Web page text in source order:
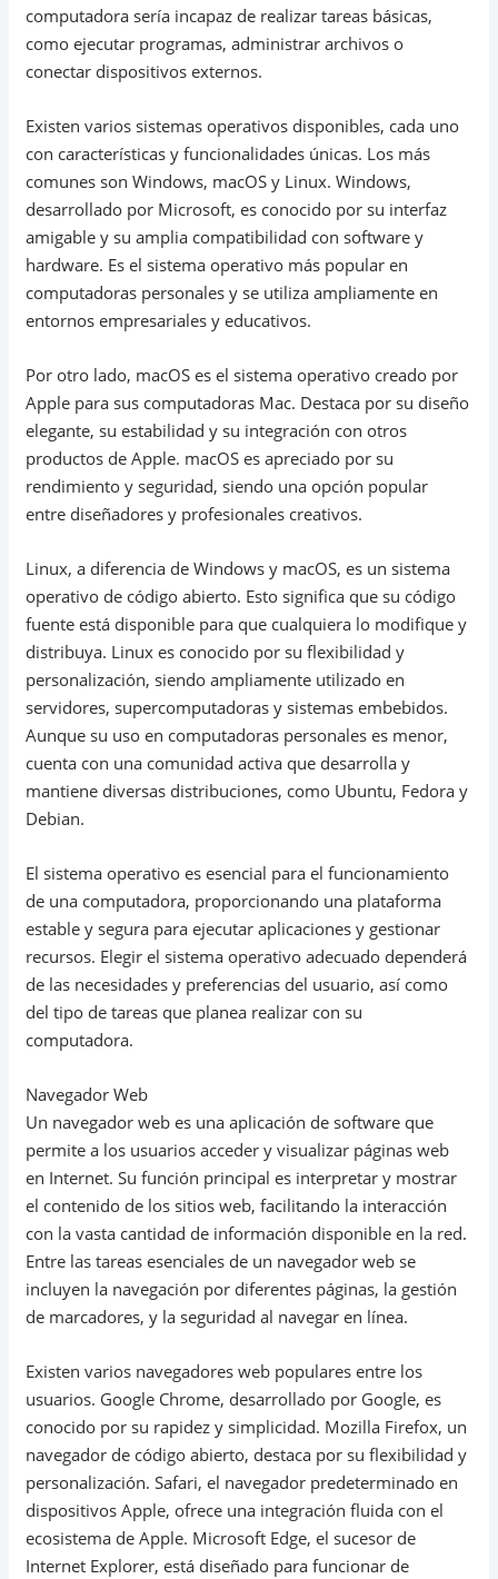
computadora sería incapaz de realizar tareas básicas,
como ejecutar programas, administrar archivos o
conectar dispositivos externos.
Existen varios sistemas operativos disponibles, cada uno
con características y funcionalidades únicas. Los más
comunes son Windows, macOS y Linux. Windows,
desarrollado por Microsoft, es conocido por su interfaz
amigable y su amplia compatibilidad con software y
hardware. Es el sistema operativo más popular en
computadoras personales y se utiliza ampliamente en
entornos empresariales y educativos.
Por otro lado, macOS es el sistema operativo creado por
Apple para sus computadoras Mac. Destaca por su diseño
elegante, su estabilidad y su integración con otros
productos de Apple. macOS es apreciado por su
rendimiento y seguridad, siendo una opción popular
entre diseñadores y profesionales creativos.
Linux, a diferencia de Windows y macOS, es un sistema
operativo de código abierto. Esto significa que su código
fuente está disponible para que cualquiera lo modifique y
distribuya. Linux es conocido por su flexibilidad y
personalización, siendo ampliamente utilizado en
servidores, supercomputadoras y sistemas embebidos.
Aunque su uso en computadoras personales es menor,
cuenta con una comunidad activa que desarrolla y
mantiene diversas distribuciones, como Ubuntu, Fedora y
Debian.
El sistema operativo es esencial para el funcionamiento
de una computadora, proporcionando una plataforma
estable y segura para ejecutar aplicaciones y gestionar
recursos. Elegir el sistema operativo adecuado dependerá
de las necesidades y preferencias del usuario, así como
del tipo de tareas que planea realizar con su
computadora.
Navegador Web
Un navegador web es una aplicación de software que
permite a los usuarios acceder y visualizar páginas web
en Internet. Su función principal es interpretar y mostrar
el contenido de los sitios web, facilitando la interacción
con la vasta cantidad de información disponible en la red.
Entre las tareas esenciales de un navegador web se
incluyen la navegación por diferentes páginas, la gestión
de marcadores, y la seguridad al navegar en línea.
Existen varios navegadores web populares entre los
usuarios. Google Chrome, desarrollado por Google, es
conocido por su rapidez y simplicidad. Mozilla Firefox, un
navegador de código abierto, destaca por su flexibilidad y
personalización. Safari, el navegador predeterminado en
dispositivos Apple, ofrece una integración fluida con el
ecosistema de Apple. Microsoft Edge, el sucesor de
Internet Explorer, está diseñado para funcionar de